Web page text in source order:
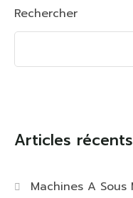
Rechercher
Articles récents
Machines A